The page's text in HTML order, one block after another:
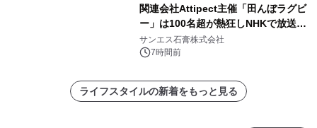
関連会社Attipect主催「田んぼラグビ
ー」は100名超が熱狂しNHKで放送さ
れました。
サンエス石膏株式会社
7時間前
ライフスタイルの新着をもっと見る